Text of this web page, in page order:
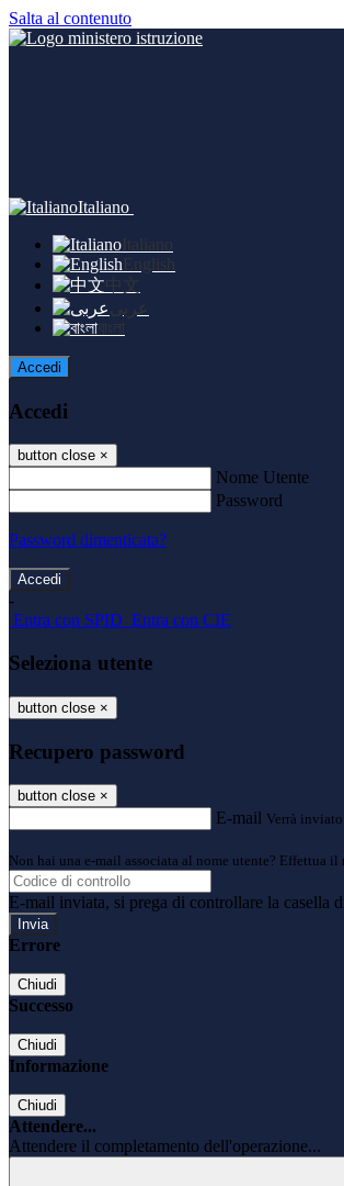
Salta al contenuto
Italiano
Italiano
English
中文
عربى
বাংলা
Accedi
Accedi
button close ×
Nome Utente
Password
Password dimenticata?
-
Entra con SPID Entra con CIE
Seleziona utente
button close ×
Recupero password
button close ×
E-mail Verrà
Non hai una e-mail associata al nome utente? Effettua il
E-mail inviata, si prega di controllare la casella
Errore
Chiudi
Successo
Chiudi
Informazione
Chiudi
Attendere...
Attendere il completamento dell'operazione...